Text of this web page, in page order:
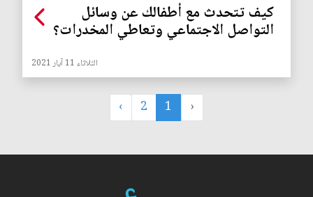
كيف تتحدث مع أطفالك عن وسائل
التواصل الاجتماعي وتعاطي المخدرات؟
الثلاثاء 11 آيار 2021
‹
1
2
›